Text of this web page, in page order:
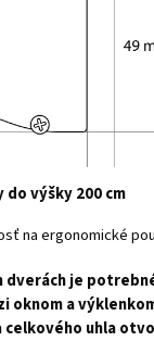
výšky 200 cm
na ergonomické
dverách je
oknom a
celkového uhla